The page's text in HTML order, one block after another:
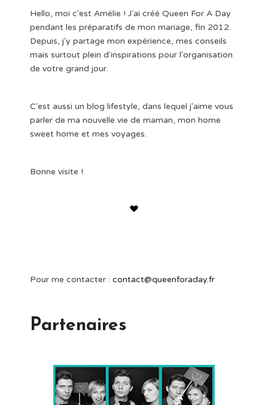
Hello, moi c'est Amélie ! J'ai créé Queen For A Day
pendant les préparatifs de mon mariage, fin 2012.
Depuis, j'y partage mon expérience, mes conseils
mais surtout plein d'inspirations pour l'organisation
de votre grand jour.
C'est aussi un blog lifestyle, dans lequel j'aime vous
parler de ma nouvelle vie de maman, mon home
sweet home et mes voyages.
Bonne visite !
Pour me contacter : contact@queenforaday.fr
Partenaires